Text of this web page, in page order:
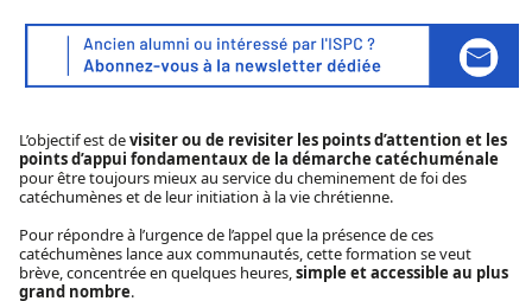
L’objectif est devisiter ou de revisiter les points d’attention et les
points d’appui fondamentaux de la démarche catéchuménale
pour être toujours mieux au service du cheminement de foi des
catéchumènes et de leur initiation à la vie chrétienne.
Pour répondre à l’urgence de l’appel que la présence de ces
catéchumènes lance aux communautés, cette formation se veut
brève, concentrée en quelques heures,simple et accessible au plus
grand nombre.